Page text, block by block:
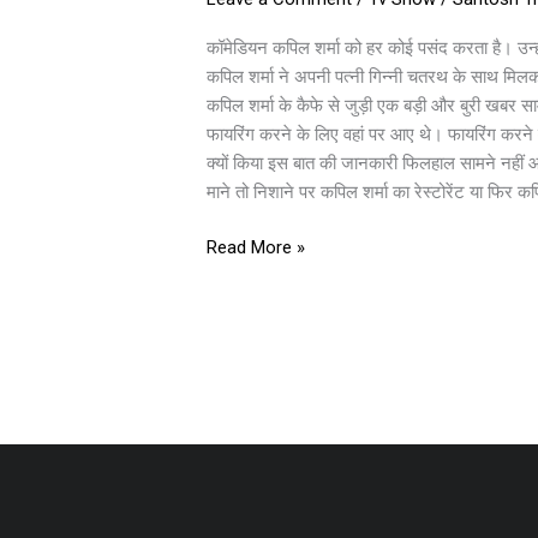
कॉमेडियन कपिल शर्मा को हर कोई पसंद करता है।
कपिल शर्मा ने अपनी पत्नी गिन्नी चतरथ के साथ
कपिल शर्मा के कैफे से जुड़ी एक बड़ी और बुरी खबर
फायरिंग करने के लिए वहां पर आए थे। फायरिंग करने
क्यों किया इस बात की जानकारी फिलहाल सामने
माने तो निशाने पर कपिल शर्मा का रेस्टोरेंट या फिर
पर
की
गई
फायरिंग,
कुछ
वक्त
Read More »